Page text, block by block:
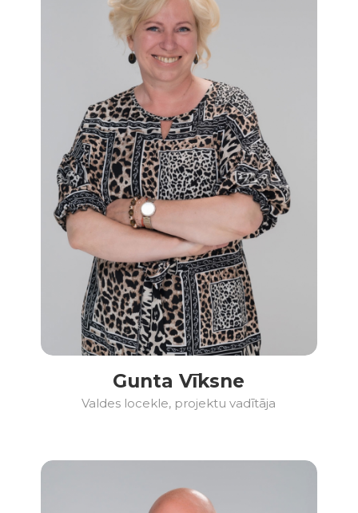
Gunta Vīksne
Valdes locekle, projektu vadītāja